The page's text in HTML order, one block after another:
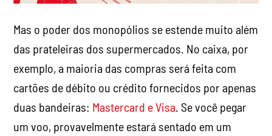
Mas o poder dos monopólios se estende muito além
das prateleiras dos supermercados. No caixa, por
exemplo, a maioria das compras será feita com
cartões de débito ou crédito fornecidos por apenas
duas bandeiras: Mastercard e Visa. Se você pegar
um voo, provavelmente estará sentado em um